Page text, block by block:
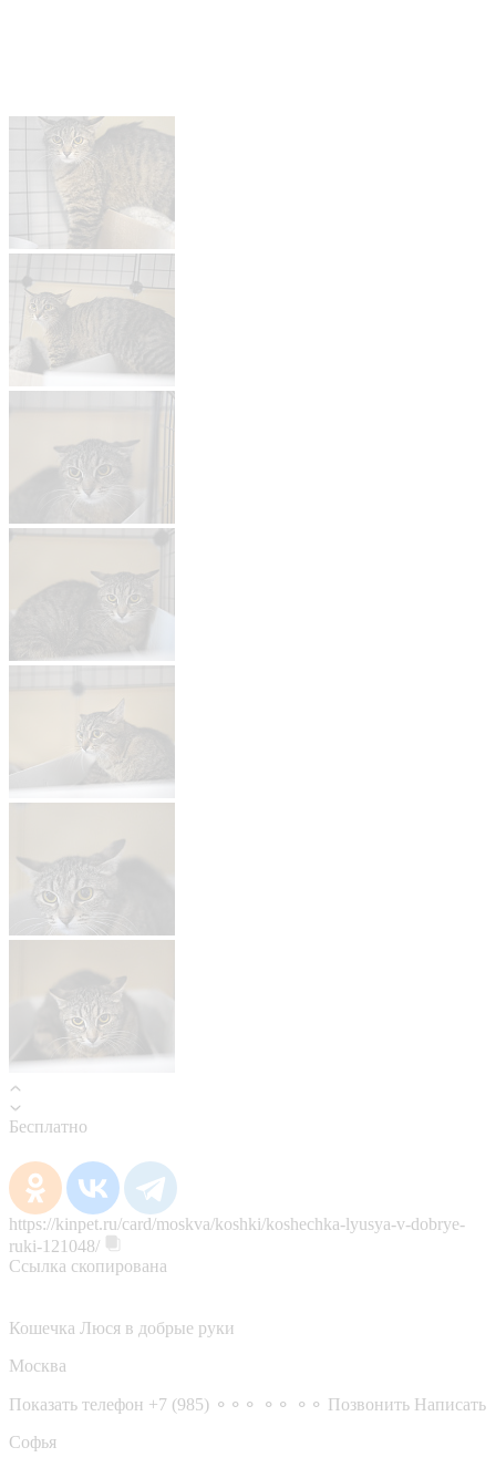
Бесплатно
https://kinpet.ru/card/moskva/koshki/koshechka-lyusya-v-dobrye-
ruki-121048/
Ссылка скопирована
Кошечка Люся в добрые руки
Москва
Показать телефон +7 (985) ⚬⚬⚬ ⚬⚬ ⚬⚬ Позвонить Написать
Софья